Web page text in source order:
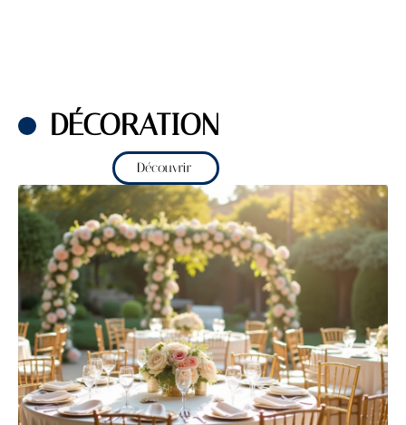
DÉCORATION
Découvrir